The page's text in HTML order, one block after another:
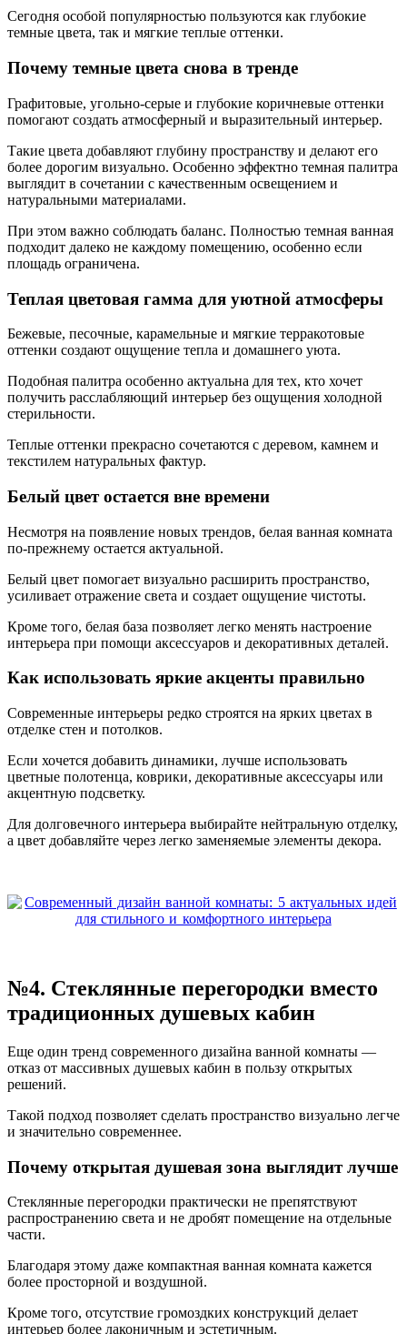
Сегодня особой популярностью пользуются как глубокие
темные цвета, так и мягкие теплые оттенки.
Почему темные цвета снова в тренде
Графитовые, угольно-серые и глубокие коричневые оттенки
помогают создать атмосферный и выразительный интерьер.
Такие цвета добавляют глубину пространству и делают его
более дорогим визуально. Особенно эффектно темная палитра
выглядит в сочетании с качественным освещением и
натуральными материалами.
При этом важно соблюдать баланс. Полностью темная ванная
подходит далеко не каждому помещению, особенно если
площадь ограничена.
Теплая цветовая гамма для уютной атмосферы
Бежевые, песочные, карамельные и мягкие терракотовые
оттенки создают ощущение тепла и домашнего уюта.
Подобная палитра особенно актуальна для тех, кто хочет
получить расслабляющий интерьер без ощущения холодной
стерильности.
Теплые оттенки прекрасно сочетаются с деревом, камнем и
текстилем натуральных фактур.
Белый цвет остается вне времени
Несмотря на появление новых трендов, белая ванная комната
по-прежнему остается актуальной.
Белый цвет помогает визуально расширить пространство,
усиливает отражение света и создает ощущение чистоты.
Кроме того, белая база позволяет легко менять настроение
интерьера при помощи аксессуаров и декоративных деталей.
Как использовать яркие акценты правильно
Современные интерьеры редко строятся на ярких цветах в
отделке стен и потолков.
Если хочется добавить динамики, лучше использовать
цветные полотенца, коврики, декоративные аксессуары или
акцентную подсветку.
Для долговечного интерьера выбирайте нейтральную отделку,
а цвет добавляйте через легко заменяемые элементы декора.
№4. Стеклянные перегородки вместо
традиционных душевых кабин
Еще один тренд современного дизайна ванной комнаты —
отказ от массивных душевых кабин в пользу открытых
решений.
Такой подход позволяет сделать пространство визуально легче
и значительно современнее.
Почему открытая душевая зона выглядит лучше
Стеклянные перегородки практически не препятствуют
распространению света и не дробят помещение на отдельные
части.
Благодаря этому даже компактная ванная комната кажется
более просторной и воздушной.
Кроме того, отсутствие громоздких конструкций делает
интерьер более лаконичным и эстетичным.